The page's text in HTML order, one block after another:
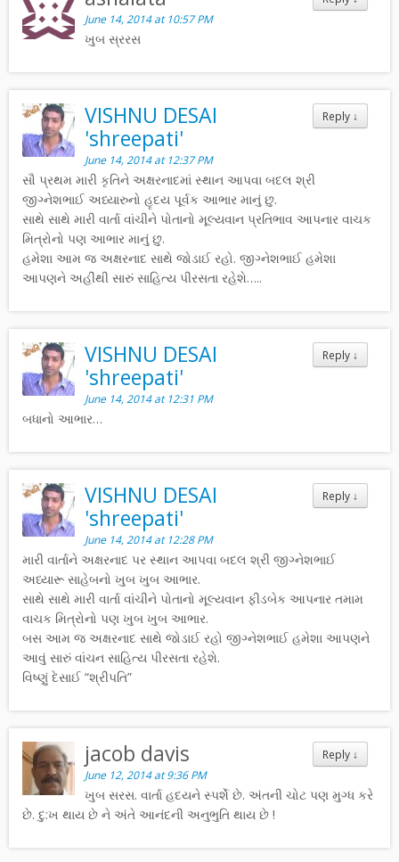
June 14, 2014 at 10:57 PM
ખુબ સ્રરસ
Reply ↓
VISHNU DESAI
'shreepati'
June 14, 2014 at 12:37 PM
સૌ પ્રથમ મારી કૃતિને અક્ષરનાદમાં સ્થાન આપવા બદલ શ્રી
જીગ્નેશભાઈ અધ્યારુનો હૃદય પૂર્વક આભાર માનું છુ.
સાથે સાથે મારી વાર્તા વાંચીને પોતાનો મૂલ્યવાન પ્રતિભાવ આપનાર વાચક
મિત્રોનો પણ આભાર માનું છુ.
હમેશા આમ જ અક્ષરનાદ સાથે જોડાઈ રહો. જીગ્નેશભાઈ હમેશા
આપણને અહીંથી સારું સાહિત્ય પીરસતા રહેશે…..
Reply ↓
VISHNU DESAI
'shreepati'
June 14, 2014 at 12:31 PM
બધાનો આભાર…
Reply ↓
VISHNU DESAI
'shreepati'
June 14, 2014 at 12:28 PM
મારી વાર્તાને અક્ષરનાદ પર સ્થાન આપવા બદલ શ્રી જીગ્નેશભાઈ
અધ્યારૂ સાહેબનો ખુબ ખુબ આભાર.
સાથે સાથે મારી વાર્તા વાંચીને પોતાનો મૂલ્યવાન ફીડબેક આપનાર તમામ
વાચક મિત્રોનો પણ ખુબ ખુબ આભાર.
બસ આમ જ અક્ષરનાદ સાથે જોડાઈ રહો જીગ્નેશભાઈ હમેશા આપણને
આવું સારું વાંચન સાહિત્ય પીરસતા રહેશે.
વિષ્ણું દેસાઈ “શ્રીપતિ”
Reply ↓
jacob davis
June 12, 2014 at 9:36 PM
ખુબ સરસ. વાર્તા હદયને સ્પર્શે છે. અંતની ચોટ પણ મુગ્ધ કરે
છે. દુ:ખ થાય છે ને અંતે આનંદની અનુભુતિ થાય છે !